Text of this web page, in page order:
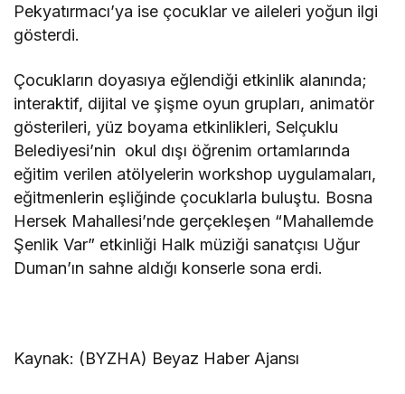
Pekyatırmacı’ya ise çocuklar ve aileleri yoğun ilgi
gösterdi.
Çocukların doyasıya eğlendiği etkinlik alanında;
interaktif, dijital ve şişme oyun grupları, animatör
gösterileri, yüz boyama etkinlikleri, Selçuklu
Belediyesi’nin okul dışı öğrenim ortamlarında
eğitim verilen atölyelerin workshop uygulamaları,
eğitmenlerin eşliğinde çocuklarla buluştu. Bosna
Hersek Mahallesi’nde gerçekleşen “Mahallemde
Şenlik Var” etkinliği Halk müziği sanatçısı Uğur
Duman’ın sahne aldığı konserle sona erdi.
Kaynak: (BYZHA) Beyaz Haber Ajansı